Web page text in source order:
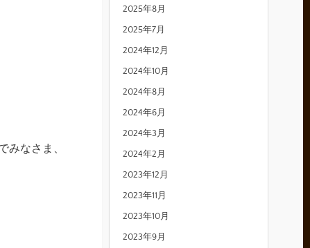
なさま、
2025年8月
2025年7月
2024年12月
2024年10月
2024年8月
2024年6月
2024年3月
2024年2月
2023年12月
2023年11月
2023年10月
2023年9月